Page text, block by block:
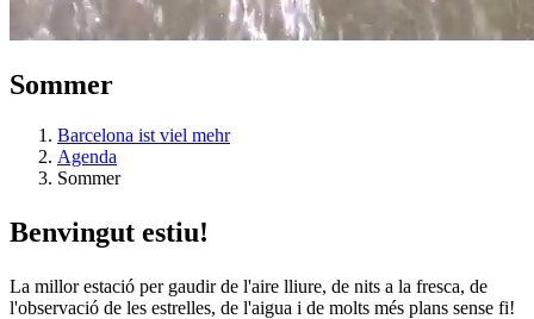
Sommer
Barcelona ist viel mehr
Agenda
Sommer
Benvingut estiu!
La millor estació per gaudir de l'aire lliure, de nits a la fresca, de
l'observació de les estrelles, de l'aigua i de molts més plans sense fi!